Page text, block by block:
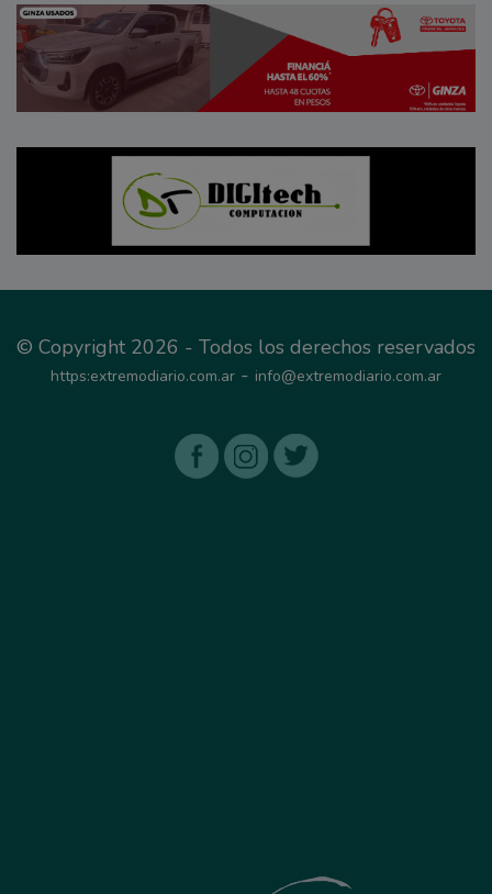
© Copyright 2026 - Todos los derechos reservados
https:extremodiario.com.ar - info@extremodiario.com.ar